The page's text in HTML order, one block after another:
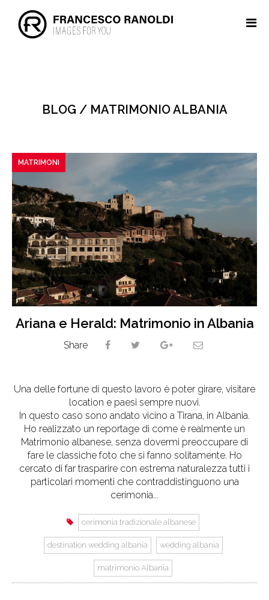
BLOG / MATRIMONIO ALBANIA
MATRIMONI
Ariana e Herald: Matrimonio in Albania
Share
Una delle fortune di questo lavoro è poter girare, visitare
location e paesi sempre nuovi.
In questo caso sono andato vicino a Tirana, in Albania.
Ho realizzato un reportage di come è realmente un
Matrimonio albanese, senza dovermi preoccupare di
fare le classiche foto che si fanno solitamente. Ho
cercato di far trasparire con estrema naturalezza tutti i
particolari momenti che contraddistinguono una
cerimonia...
cerimonia tradizionale albanese
destination wedding albania wedding albania
matrimonio Albania